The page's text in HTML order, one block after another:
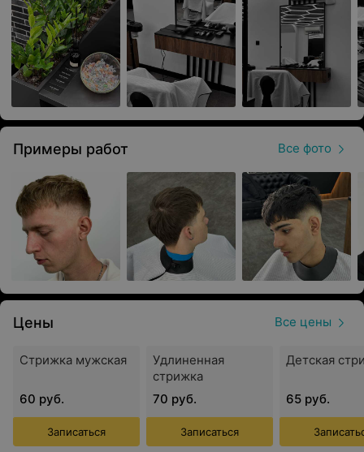
подчеркивают профессионализм и высокое качество
предоставляемых услуг, делая каждый визит в салон не
просто процедурой, а целым ритуалом, погружающим
клиента в мир стиля и изящества.
Здесь работает команда профессионалов:
Лера Антоник
Даниил Иваницкий
Ксения Жевнеровская
Каждый из них обладает высоким уровнем мастерства
и вниманием к деталям, что делает процесс
посетителей.
Имеется возможность приобретения подарочных
сертификатов.
«THE BAZA (Это база)» — новая волна барберского
искусства. Индивидуальный путь к идеальному
Примеры работ Все фото
Цены Все цены
Стрижка мужская
60 руб.
Записаться
Удлиненная
стрижка
70 руб.
Записаться
Детская
65 руб.